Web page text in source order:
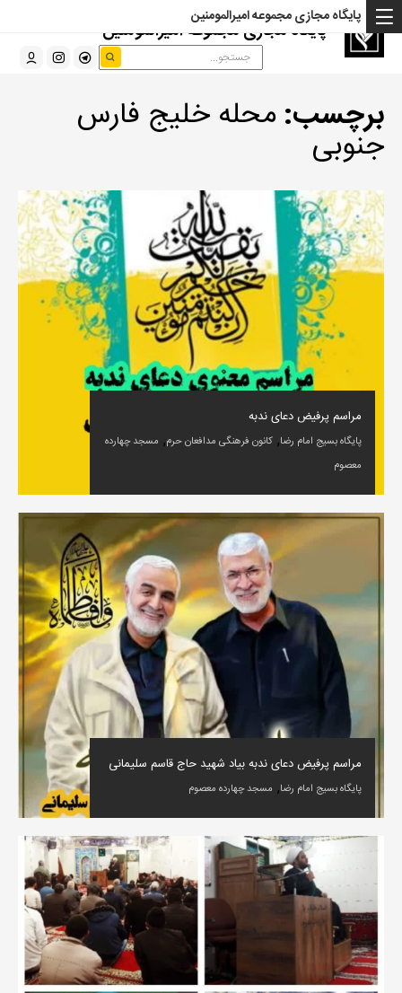
پایگاه مجازی مجموعه امیرالمومنین
پایگاه مجازی مجموعه امیرالمومنین
برچسب: محله خلیج فارس
جنوبی
مراسم پرفیض دعای ندبه
پایگاه بسیج امام رضا, کانون فرهنگی مدافعان حرم, مسجد چهارده
معصوم
مراسم پرفیض دعای ندبه بیاد شهید حاج قاسم سلیمانی
پایگاه بسیج امام رضا, مسجد چهارده معصوم